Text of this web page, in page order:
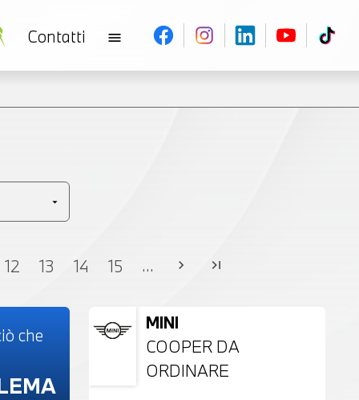
Contatti menu
12 13 14 15 ... chevron_right last_page
che
MINI
COOPER DA
ORDINARE